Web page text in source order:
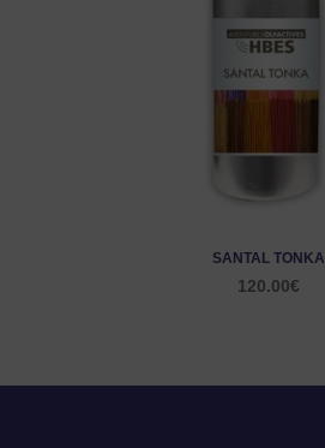
SANTAL TONKA
120.00€